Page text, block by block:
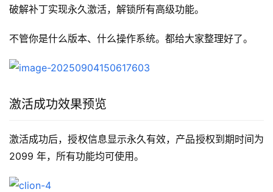
破解补丁实现永久激活，解锁所有高级功能。
不管你是什么版本、什么操作系统。都给大家整理好了。
激活成功效果预览
激活成功后，授权信息显示永久有效，产品授权到期时间为
2099 年，所有功能均可使用。